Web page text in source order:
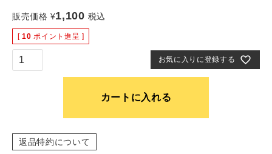
販売価格 ¥1,100 税込
[ 10 ポイント進呈 ]
お気に入りに登録する
カートに入れる
返品特約について